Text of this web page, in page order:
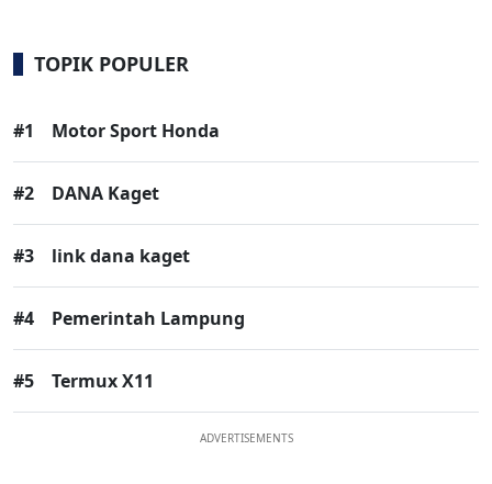
TOPIK POPULER
#1 Motor Sport Honda
#2 DANA Kaget
#3 link dana kaget
#4 Pemerintah Lampung
#5 Termux X11
ADVERTISEMENTS